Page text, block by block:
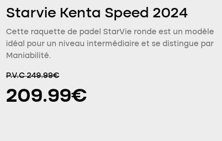
Starvie Kenta Speed 2024
Cette raquette de padel StarVie ronde est un modèle
idéal pour un niveau intermédiaire et se distingue par
Maniabilité.
P.V.C 249.99€
209.99€